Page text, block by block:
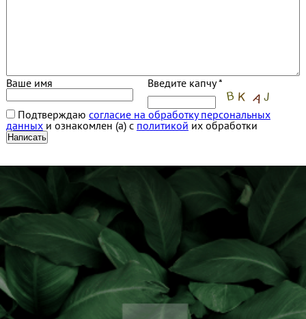
Ваше имя Введите капчу *
Подтверждаю согласие на обработку персональных
данныхи ознакомлен (а) с политикой их обработки